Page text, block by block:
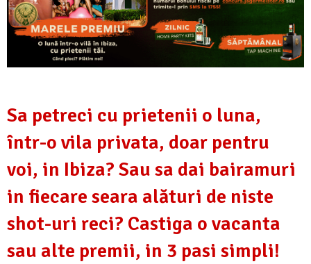
Sa petreci cu prietenii o luna,
într-o vila privata, doar pentru
voi, in Ibiza? Sau sa dai bairamuri
in fiecare seara alături de niste
shot-uri reci? Castiga o vacanta
sau alte premii, in 3 pasi simpli!